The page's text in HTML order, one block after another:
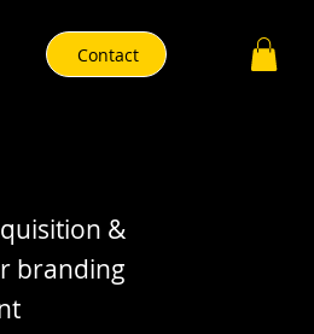
Contact
&
branding